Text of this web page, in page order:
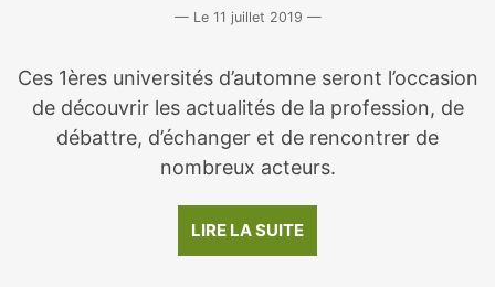
11 juillet 2019
Ces 1ères universités d’automne seront l’occasion
de découvrir les actualités de la profession, de
débattre, d’échanger et de rencontrer de
nombreux acteurs.
LIRE LA SUITE